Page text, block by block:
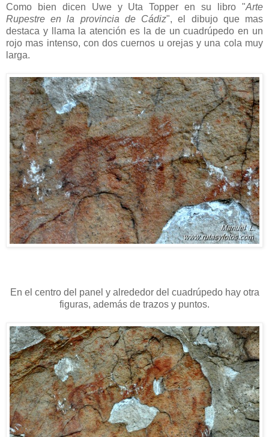
Como bien dicen Uwe y Uta Topper en su libro "Arte
Rupestre en la provincia de Cádiz", el dibujo que mas
destaca y llama la atención es la de un cuadrúpedo en un
rojo mas intenso, con dos cuernos u orejas y una cola muy
larga.
En el centro del panel y alrededor del cuadrúpedo hay otra
figuras, además de trazos y puntos.